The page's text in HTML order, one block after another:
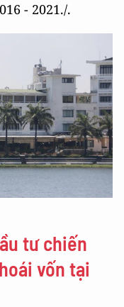
- 2021./.
tư chiến
vốn tại